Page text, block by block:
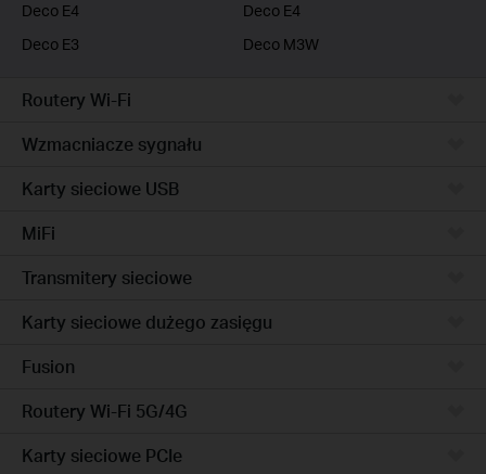
Deco E4
Deco E4
Deco E3
Deco M3W
Routery Wi-Fi
Wzmacniacze sygnału
Karty sieciowe USB
MiFi
Transmitery sieciowe
Karty sieciowe dużego zasięgu
Fusion
Routery Wi-Fi 5G/4G
Karty sieciowe PCIe